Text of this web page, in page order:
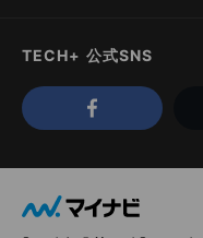
TECH+ 公式SNS